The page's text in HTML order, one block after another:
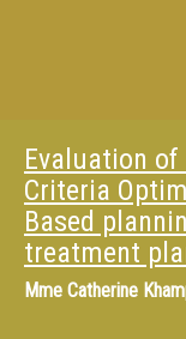
Evaluation
Criteria
Based
treatment
Mme Catherine